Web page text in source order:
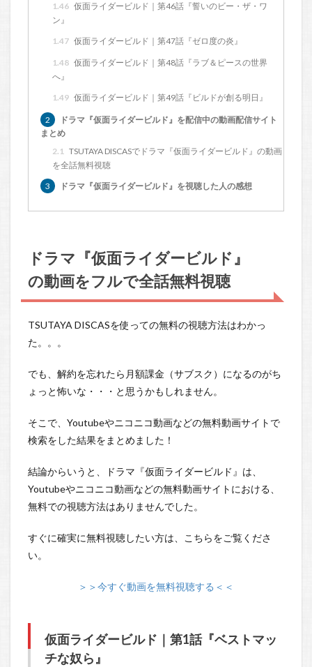
1.46 仮面ライダービルド｜第46話『誓いのビー・ザ・ワ
ン』
1.47 仮面ライダービルド｜第47話『ゼロ度の炎』
1.48 仮面ライダービルド｜第48話『ラブ＆ピースの世界
へ』
1.49 仮面ライダービルド｜第49話『ビルドが創る明日』
2
ドラマ『仮面ライダービルド』を配信中の動画配信サイト
まとめ
2.1 TSUTAYA DISCASでドラマ『仮面ライダービルド』の動画
を全話無料視聴
3
ドラマ『仮面ライダービルド』を視聴した人の感想
ドラマ『仮面ライダービルド』
の動画をフルで全話無料視聴
TSUTAYA DISCASを使っての無料の視聴方法はわかっ
た。。。
でも、解約を忘れたら月額課金（サブスク）になるのがち
ょっと怖いな・・・と思うかもしれません。
そこで、Youtubeやニコニコ動画などの無料動画サイトで
検索をした結果をまとめました！
結論からいうと、ドラマ『仮面ライダービルド』は、
Youtubeやニコニコ動画などの無料動画サイトにおける、
無料での視聴方法はありませんでした。
すぐに確実に無料視聴したい方は、こちらをご覧くださ
い。
＞＞今すぐ動画を無料視聴する＜＜
仮面ライダービルド｜第1話『ベストマッ
チな奴ら』